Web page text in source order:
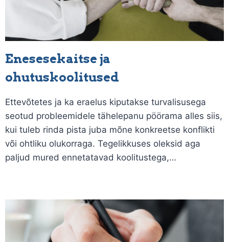
Enesesekaitse ja
ohutuskoolitused
Ettevõtetes ja ka eraelus kiputakse turvalisusega
seotud probleemidele tähelepanu pöörama alles siis,
kui tuleb rinda pista juba mõne konkreetse konflikti
või ohtliku olukorraga. Tegelikkuses oleksid aga
paljud mured ennetatavad koolitustega,…